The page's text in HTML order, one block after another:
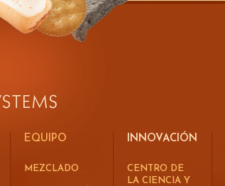
EQUIPO
MEZCLADO
INNOVACIÓN
CENTRO DE
LA CIENCIA Y